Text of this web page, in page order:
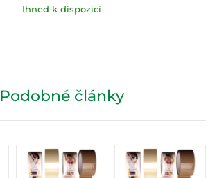
Ihned k dispozici
Podobné články